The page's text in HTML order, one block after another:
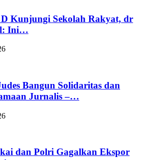
Kunjungi Sekolah Rakyat, dr
Ini…
Bangun Solidaritas dan
Jurnalis –…
dan Polri Gagalkan Ekspor